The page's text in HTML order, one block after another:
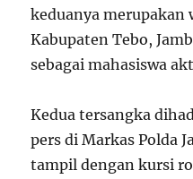
keduanya merupakan
Kabupaten Tebo,
sebagai mahasiswa
Kedua tersangka
pers di Markas Polda
tampil dengan kursi